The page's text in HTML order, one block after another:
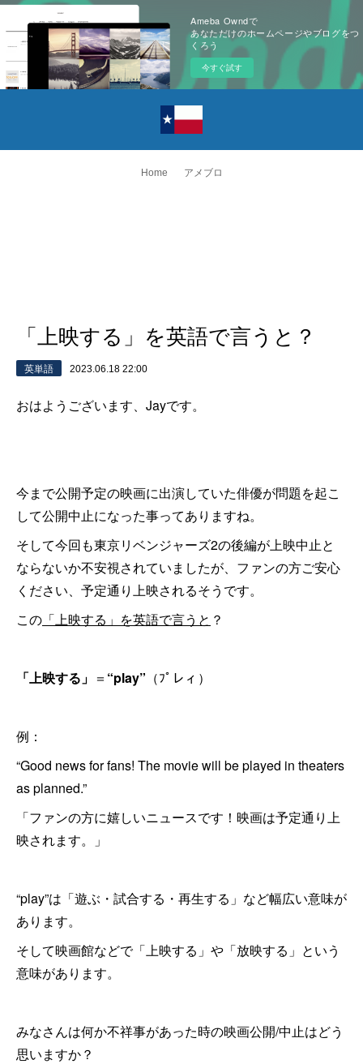
Ameba Owndで
あなただけのホームページやブログをつ
くろう
今すぐ試す
Home アメブロ
「上映する」を英語で言うと？
英単語 2023.06.18 22:00
おはようございます、Jayです。
今まで公開予定の映画に出演していた俳優が問題を起こ
して公開中止になった事ってありますね。
そして今回も東京リベンジャーズ2の後編が上映中止と
ならないか不安視されていましたが、ファンの方ご安心
ください、予定通り上映されるそうです。
この 「上映する」を英語で言うと ？
「上映する」 ＝ “play” （ﾌﾟレィ）
例：
“Good news for fans! The movie will be played in theaters
as planned.”
「ファンの方に嬉しいニュースです！映画は予定通り上
映されます。」
“play”は「遊ぶ・試合する・再生する」など幅広い意味が
あります。
そして映画館などで「上映する」や「放映する」という
意味があります。
みなさんは何か不祥事があった時の映画公開/中止はどう
思いますか？